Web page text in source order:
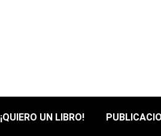
¡QUIERO UN LIBRO!